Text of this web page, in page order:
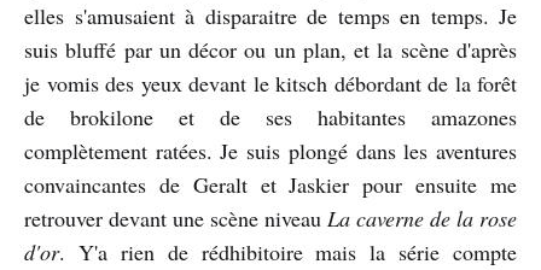
elles s'amusaient à disparaitre de temps en temps. Je
suis bluffé par un décor ou un plan, et la scène d'après
je vomis des yeux devant le kitsch débordant de la forêt
de brokilone et de ses habitantes amazones
complètement ratées. Je suis plongé dans les aventures
convaincantes de Geralt et Jaskier pour ensuite me
retrouver devant une scène niveau La caverne de la rose
d'or. Y'a rien de rédhibitoire mais la série compte